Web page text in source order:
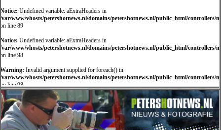
Notice: Undefined variable: aExtraHeaders in
/var/www/vhosts/petershotnews.nl/domains/petershotnews.nl/public_html/controllers/
on line 89
Notice: Undefined variable: aExtraHeaders in
/var/www/vhosts/petershotnews.nl/domains/petershotnews.nl/public_html/controllers/
on line 98
Warning: Invalid argument supplied for foreach() in
/var/www/vhosts/petershotnews.nl/domains/petershotnews.nl/public_html/controllers/
on line 98